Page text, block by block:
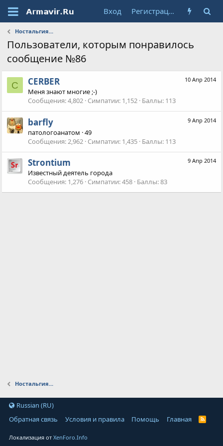
Вход Регистрация
Ностальгия...
Пользователи, которым понравилось
сообщение №86
C
10 Апр 2014
CERBER
Меня знают многие ;-)
Сообщения 4,802 Симпатии 1,152 Баллы 113
9 Апр 2014
barfly
патологоанатом ·49
Сообщения 2,962 Симпатии 1,435 Баллы 113
9 Апр 2014
Strontium
Известный деятель города
Сообщения 1,276 Симпатии 458 Баллы 83
Ностальгия...
Russian (RU)
Обратная связь
Условия и правила Помощь Главная
Локализация отXenForo.Info